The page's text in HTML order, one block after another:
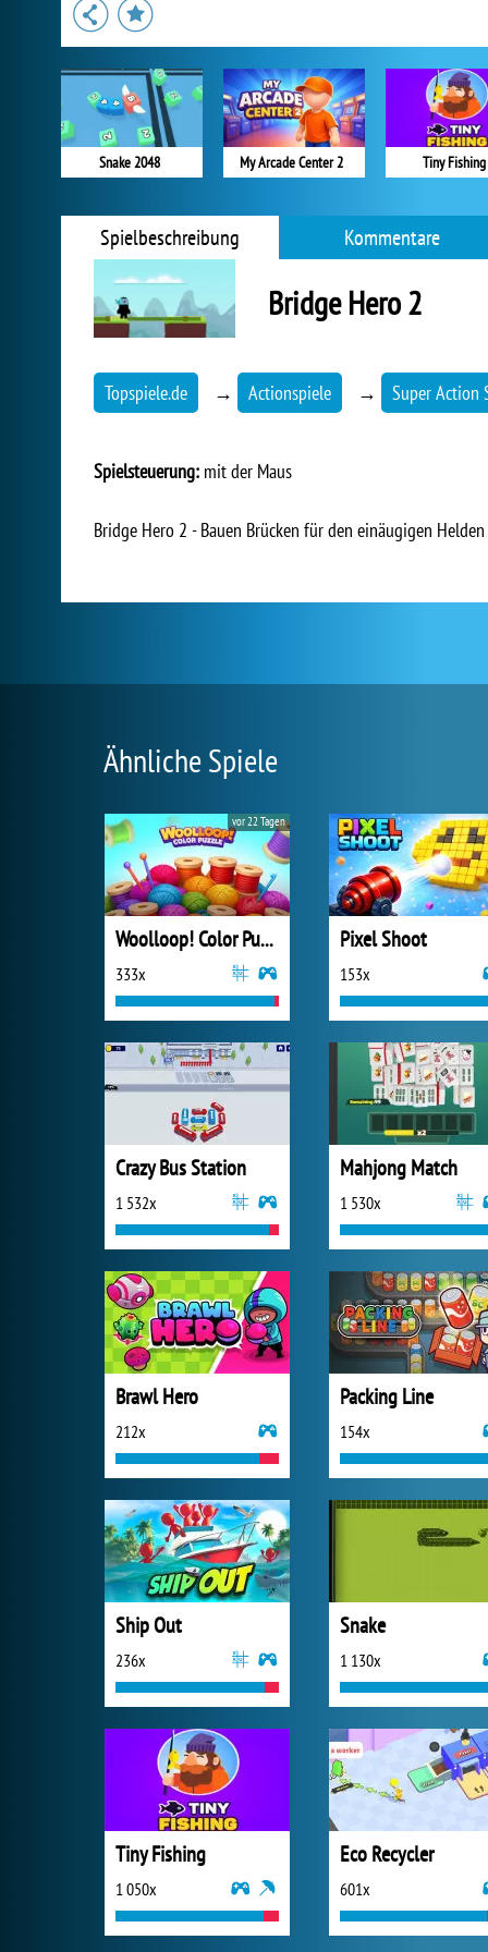
Snake 2048 My Arcade Center 2 Tiny Fishing
Spielbeschreibung Kommentare
Bridge Hero 2
Topspiele.de → Actionspiele → Super Action
Spielsteuerung: mit der Maus
Bridge Hero 2 - Bauen Brücken für den einäugigen
Ähnliche Spiele
Woolloop! Color Puzzle
333x
vor 22 Tagen
Pixel Shoot
153x
Crazy Bus Station
1 532x
Mahjong Match
1 530x
Brawl Hero
212x
Packing Line
154x
Ship Out
236x
Snake
1 130x
Tiny Fishing
1 050x
Eco Recycler
601x